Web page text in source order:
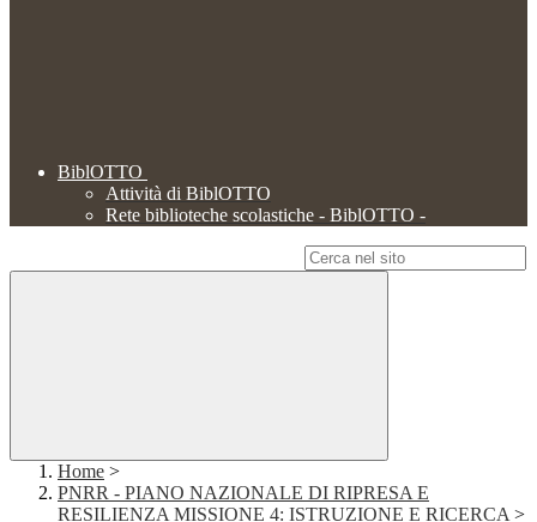
BiblOTTO
Attività di BiblOTTO
Rete biblioteche scolastiche - BiblOTTO -
Home >
PNRR - PIANO NAZIONALE DI RIPRESA E
RESILIENZA MISSIONE 4: ISTRUZIONE E RICERCA >